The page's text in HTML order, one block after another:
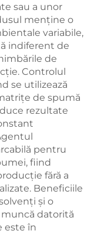
sau a unor
menține o
variabile,
indiferent de
de
Controlul
se utilizează
de spumă
rezultate
pentru
fiind
fără a
Beneficiile
și o
datorită
este în